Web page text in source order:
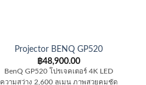
Projector BENQ GP520
฿48,900.00
BenQ GP520 โปรเจคเตอร์ 4K LED
ความสว่าง 2,600 ลูเมน ภาพสวยคมชัด